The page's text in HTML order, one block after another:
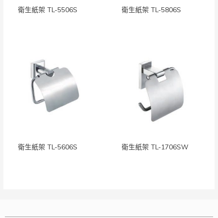
衛生紙架 TL-5506S 衛生紙架 TL-5806S
衛生紙架 TL-5606S 衛生紙架 TL-1706SW